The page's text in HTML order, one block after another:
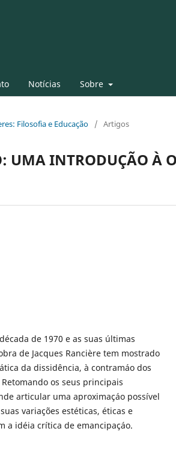
Notícias Sobre
Filosofia e Educação / Artigos
INTRODUÇÃO À
de 1970 e as suas últimas
de Jacques Rancière tem mostrado
da dissidência, à contramáo dos
os seus principais
articular uma aproximaçáo possível
variações estéticas, éticas e
a idéia crítica de emancipaçáo.